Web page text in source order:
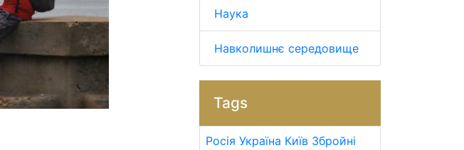
Наука
Навколишнє середовище
Tags
Росія Україна Київ Збройні